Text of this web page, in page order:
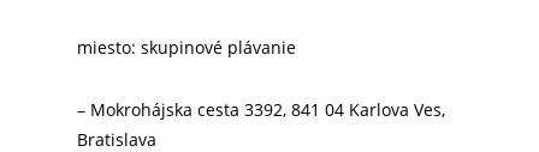
miesto: skupinové plávanie
– Mokrohájska cesta 3392, 841 04 Karlova Ves,
Bratislava